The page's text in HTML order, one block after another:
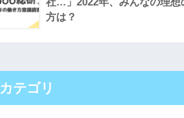
方は？
カテゴリ